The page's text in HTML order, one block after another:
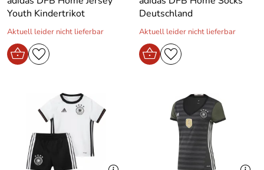
Youth Kindertrikot
Aktuell leider nicht lieferbar
Deutschland
Aktuell leider nicht lieferbar